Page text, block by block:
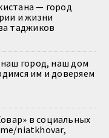
— город
и жизни
таджиков
город, наш дом
им и доверяем
в социальных
niatkhovar,